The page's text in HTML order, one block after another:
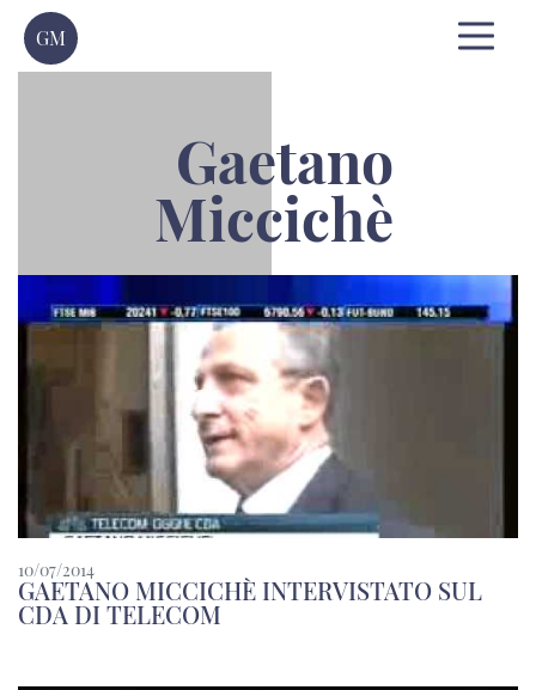
GM
Gaetano
Miccichè
10/07/2014
GAETANO MICCICHÈ INTERVISTATO SUL
CDA DI TELECOM